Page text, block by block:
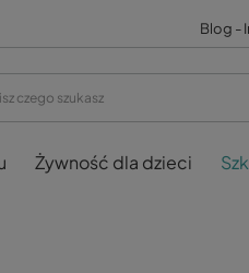
Blog -
Żywność dla dzieci